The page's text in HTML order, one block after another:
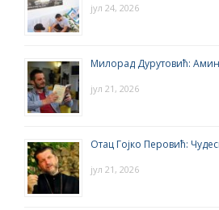
јул 24, 2026
Милорад Дурутовић: Амин
јул 21, 2026
Отац Гојко Перовић:
јул 21, 2026